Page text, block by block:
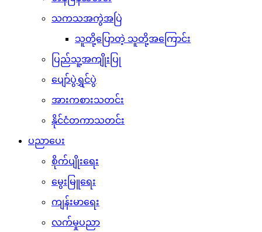
သကသအကွဲအပြဲ
သူတို့ပြောတဲ့ သူတို့အကြောင်း
ပြည်သူ့အကျိုးပြု
ပျော်ပွဲရွှင်ပွဲ
အားကစားသတင်း
နိုင်ငံတကာသတင်း
ပညာပေး
စိုက်ပျိုးရေး
မွေးမြူရေး
ကျန်းမာရေး
လက်မှုပညာ